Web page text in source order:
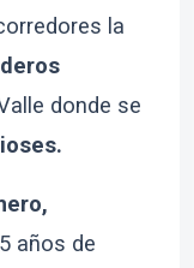
la
donde se
años de